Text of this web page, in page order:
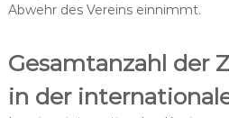
Abwehr des Vereins einnimmt.
Gesamtanzahl der
in der